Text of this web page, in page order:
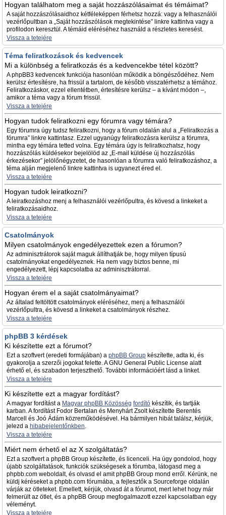
Hogyan találhatom meg a saját hozzászólásaimat és témáimat?
A saját hozzászólásaidhoz kétféleképpen férhetsz hozzá: vagy a felhasználói
vezérlőpultban a „Saját hozzászólások megtekintése” linkre kattintva vagy a
profilodon keresztül. A témáid eléréséhez használd a részletes keresést.
Vissza a tetejére
Téma feliratkozások és kedvencek
Mi a különbség a feliratkozás és a kedvencekbe tétel között?
A phpBB3 kedvencek funkciója hasonlóan működik a böngésződéhez. Nem
kerülsz értesítésre, ha frissül a tartalom, de később visszatérhetsz a témához.
Feliratkozáskor, ezzel ellentétben, értesítésre kerülsz – a kívánt módon –,
amikor a téma vagy a fórum frissül.
Vissza a tetejére
Hogyan tudok feliratkozni egy fórumra vagy témára?
Egy fórumra úgy tudsz feliratkozni, hogy a fórum oldalán alul a „Feliratkozás a
fórumra” linkre kattintasz. Ezzel ugyanúgy feliratkozásra kerülsz a fórumra,
mintha egy témára tetted volna. Egy témára úgy is feliratkozhatsz, hogy
hozzászólás küldésekor bejelölöd az „E-mail küldése új hozzászólás
érkezésekor” jelölőnégyzetet, de hasonlóan a fórumra való feliratkozáshoz, a
téma alján megjelenő linkre kattintva is ugyanezt éred el.
Vissza a tetejére
Hogyan tudok leiratkozni?
A leiratkozáshoz menj a felhasználói vezérlőpultra, és kövesd a linkeket a
feliratkozásaidhoz.
Vissza a tetejére
Csatolmányok
Milyen csatolmányok engedélyezettek ezen a fórumon?
Az adminisztrátorok saját maguk állíthatják be, hogy milyen típusú
csatolmányokat engedélyeznek. Ha nem vagy biztos benne, mi
engedélyezett, lépj kapcsolatba az adminisztrátorral.
Vissza a tetejére
Hogyan érem el a saját csatolmányaimat?
Az általad feltöltött csatolmányok eléréséhez, menj a felhasználói
vezérlőpultra, és kövesd a linkeket a csatolmányok részhez.
Vissza a tetejére
phpBB 3 kérdések
Ki készítette ezt a fórumot?
Ezt a szoftvert (eredeti formájában) a phpBB Group készítette, adta ki, és
gyakorolja a szerzői jogokat felette. A GNU General Public License alatt
érhető el, és szabadon terjeszthető. További információért lásd a linket.
Vissza a tetejére
Ki készítette ezt a magyar fordítást?
A magyar fordítást a Magyar phpBB Közösség fordító készítik, és tartják
karban. A fordítást Fodor Bertalan és Menyhárt Zsolt készítette Berentés
Marcell és Joó Ádám közreműködésével. Ha bármilyen hibát találsz, kérjük,
jelezd a hibabejelentőnkben.
Vissza a tetejére
Miért nem érhető el az X szolgáltatás?
Ezt a szoftvert a phpBB Group készítette, és licenceli. Ha úgy gondolod, hogy
újabb szolgáltatások, funkciók szükségesek a fórumba, látogasd meg a
phpbb.com weboldalt, és olvasd el amit phpBB Group mond erről. Kérünk, ne
küldj kéréseket a phpbb.com fórumába, a fejlesztők a Sourceforge oldalán
várják az ötleteket. Emellett, kérjük, olvasd át a fórumot, mert lehet hogy már
felmerült az ötlet, és a phpBB Group megfogalmazott ezzel kapcsolatban egy
véleményt.
Vissza a tetejére